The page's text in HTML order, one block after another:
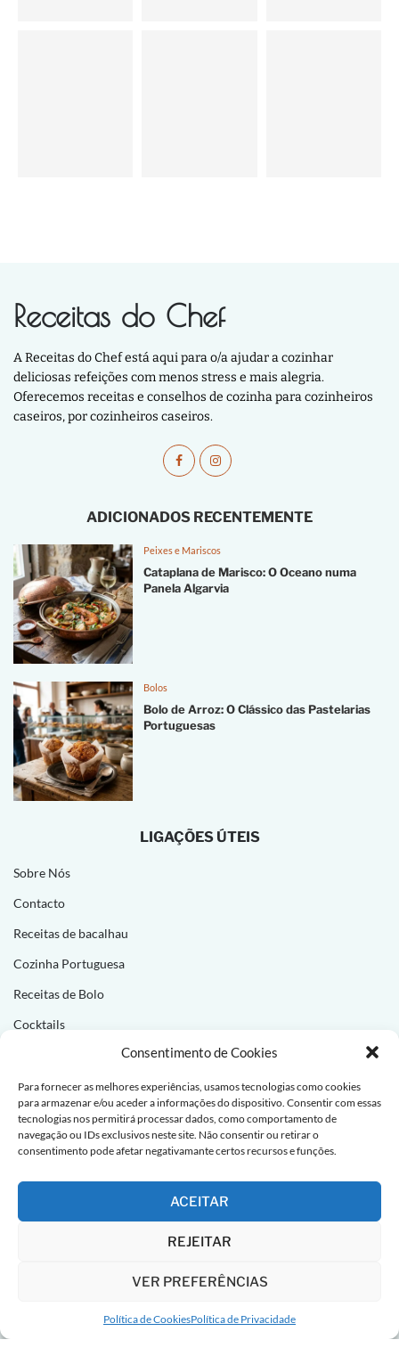
Consentimento de Cookies
Para fornecer as melhores experiências, usamos tecnologias como cookies
para armazenar e/ou aceder a informações do dispositivo. Consentir com essas
tecnologias nos permitirá processar dados, como comportamento de
navegação ou IDs exclusivos neste site. Não consentir ou retirar o
consentimento pode afetar negativamante certos recursos e funções.
ACEITAR
REJEITAR
VER PREFERÊNCIAS
Política de CookiesPolítica de Privacidade
Receitas do Chef
A Receitas do Chef está aqui para o/a ajudar a cozinhar
deliciosas refeições com menos stress e mais alegria.
Oferecemos receitas e conselhos de cozinha para cozinheiros
caseiros, por cozinheiros caseiros.
ADICIONADOS RECENTEMENTE
Peixes e Mariscos
Cataplana de Marisco: O Oceano numa
Panela Algarvia
Bolos
Bolo de Arroz: O Clássico das Pastelarias
Portuguesas
LIGAÇÕES ÚTEIS
Sobre Nós
Contacto
Receitas de bacalhau
Cozinha Portuguesa
Receitas de Bolo
Cocktails
Subscreva e receba novas receitas todas as semanas!